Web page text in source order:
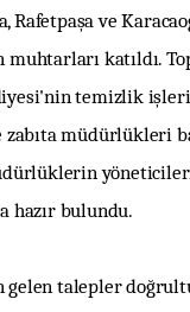
Rafetpaşa ve
katıldı.
temizlik
zabıta müdürlükleri
hazır bulundu.
talepler